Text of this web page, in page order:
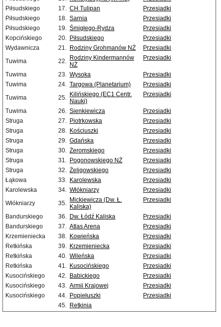
Piłsudskiego
17. CH Tulipan
Przesiadki
Piłsudskiego
18. Sarnia
Przesiadki
Piłsudskiego
19. Śmigłego-Rydza
Przesiadki
Kopcińskiego
20. Piłsudskiego
Przesiadki
Wydawnicza
21. Rodziny Grohmanów NŻ
Przesiadki
Tuwima
22. Rodziny Kindermannów
NŻ
Przesiadki
Tuwima 23. Wysoka
Przesiadki
Tuwima
24. Targowa (Planetarium)
Przesiadki
Tuwima
25. Kilińskiego (EC1 Centr.
Nauki)
Przesiadki
Tuwima 26. Sienkiewicza
Przesiadki
Struga
27. Piotrkowska
Przesiadki
Struga
28. Kościuszki
Przesiadki
Struga
29. Gdańska
Przesiadki
Struga
30. Żeromskiego
Przesiadki
Struga
31. Pogonowskiego NŻ
Przesiadki
Struga
32. Żeligowskiego
Przesiadki
Łąkowa
33. Karolewska
Przesiadki
Karolewska
34. Włókniarzy
Przesiadki
Włókniarzy
35. Mickiewicza (Dw. Ł.
Kaliska)
Przesiadki
Bandurskiego 36. Dw. Łódź Kaliska
Przesiadki
Bandurskiego
37. Atlas Arena
Przesiadki
Krzemieniecka
38. Kowieńska
Przesiadki
Retkińska
39. Krzemieniecka
Przesiadki
Retkińska
40. Wileńska
Przesiadki
Retkińska
41. Kusocińskiego
Przesiadki
Kusocińskiego
42. Babickiego
Przesiadki
Kusocińskiego
43. Armii Krajowej
Przesiadki
Kusocińskiego
44. Popiełuszki
Przesiadki
45. Retkinia